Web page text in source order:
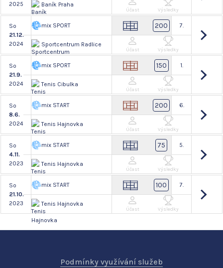
2025
Baník Praha
Účast Výsledky
So
21.12.
2024
mix SPORT
Sportcentrum Radlice
200 7.
Účast Výsledky
So
21.9.
2024
mix SPORT
Tenis Cibulka
150 1.
Účast Výsledky
So
8.6.
2024
mix START
Tenis Hajnovka
200 6.
Účast Výsledky
So
4.11.
2023
mix START
Tenis Hajnovka
75 5.
Účast Výsledky
So
21.10.
2023
mix START
Tenis Hajnovka
100 7.
Účast Výsledky
Podmínky využívání služeb